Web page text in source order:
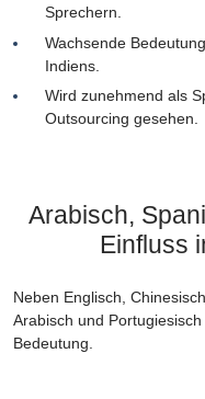
Sprechern.
Wachsende
Indiens.
Wird zunehmend als
Outsourcing gesehen.
Arabisch,
Einfluss
Neben Englisch,
Arabisch und
Bedeutung.